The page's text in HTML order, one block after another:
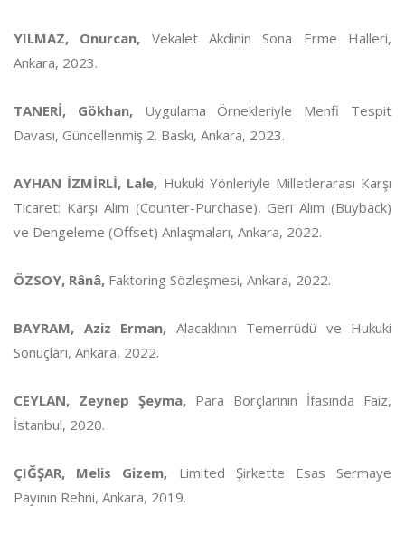
YILMAZ, Onurcan, Vekalet Akdinin Sona Erme Halleri,
Ankara, 2023.
TANERİ, Gökhan, Uygulama Örnekleriyle Menfi Tespit
Davası, Güncellenmiş 2. Baskı, Ankara, 2023.
AYHAN İZMİRLİ, Lale, Hukuki Yönleriyle Milletlerarası Karşı
Ticaret: Karşı Alım (Counter-Purchase), Geri Alım (Buyback)
ve Dengeleme (Offset) Anlaşmaları, Ankara, 2022.
ÖZSOY, Rânâ, Faktoring Sözleşmesi, Ankara, 2022.
BAYRAM, Aziz Erman, Alacaklının Temerrüdü ve Hukuki
Sonuçları, Ankara, 2022.
CEYLAN, Zeynep Şeyma, Para Borçlarının İfasında Faiz,
İstanbul, 2020.
ÇIĞŞAR, Melis Gizem, Limited Şirkette Esas Sermaye
Payının Rehni, Ankara, 2019.